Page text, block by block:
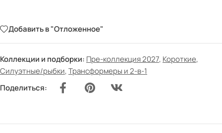
Добавить в "Отложенное"
Коллекции и подборки: Пре-коллекция 2027, Короткие,
Силуэтные/рыбки,Трансформеры и 2-в-1
Поделиться: